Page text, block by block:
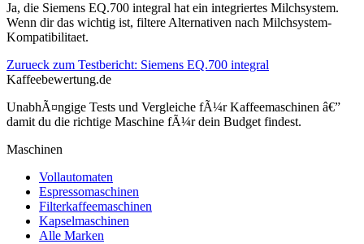
Ja, die Siemens EQ.700 integral hat ein integriertes Milchsystem.
Wenn dir das wichtig ist, filtere Alternativen nach Milchsystem-
Kompatibilitaet.
Zurueck zum Testbericht: Siemens EQ.700 integral
Kaffeebewertung.de
UnabhÃ¤ngige Tests und Vergleiche fÃ¼r Kaffeemaschinen â€”
damit du die richtige Maschine fÃ¼r dein Budget findest.
Maschinen
Vollautomaten
Espressomaschinen
Filterkaffeemaschinen
Kapselmaschinen
Alle Marken